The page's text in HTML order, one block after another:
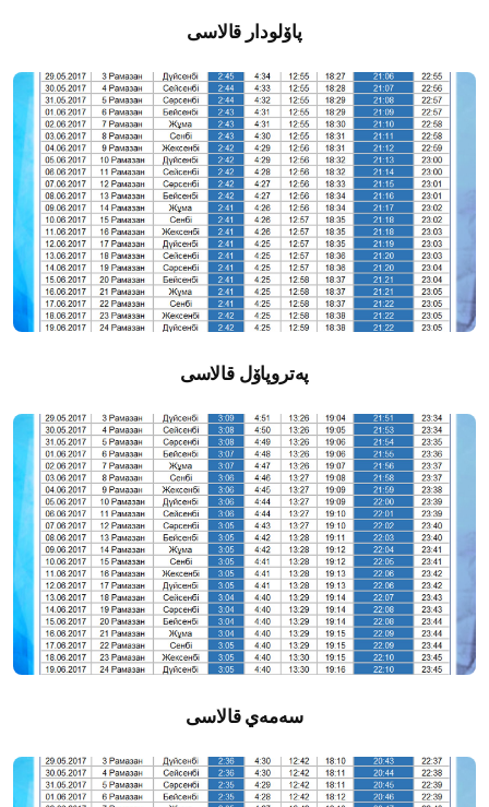
پاۆلودار قالاسى
پەتروپاۆل قالاسى
سەمەي قالاسى